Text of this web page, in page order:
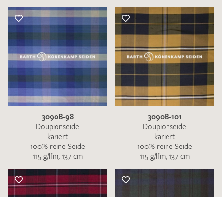
3090B-98
Doupionseide
kariert
100% reine Seide
115 g/lfm, 137 cm
3090B-101
Doupionseide
kariert
100% reine Seide
115 g/lfm, 137 cm